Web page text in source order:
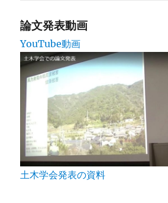
送
り
論文発表動画
YouTube動画
土木学会発表の資料